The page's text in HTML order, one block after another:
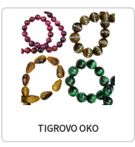
TIGROVO OKO